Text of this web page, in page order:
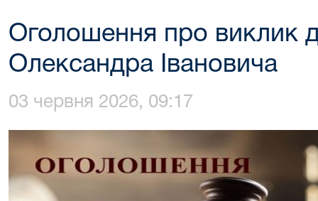
Оголошення про виклик
Олександра Івановича
03 червня 2026, 09:17